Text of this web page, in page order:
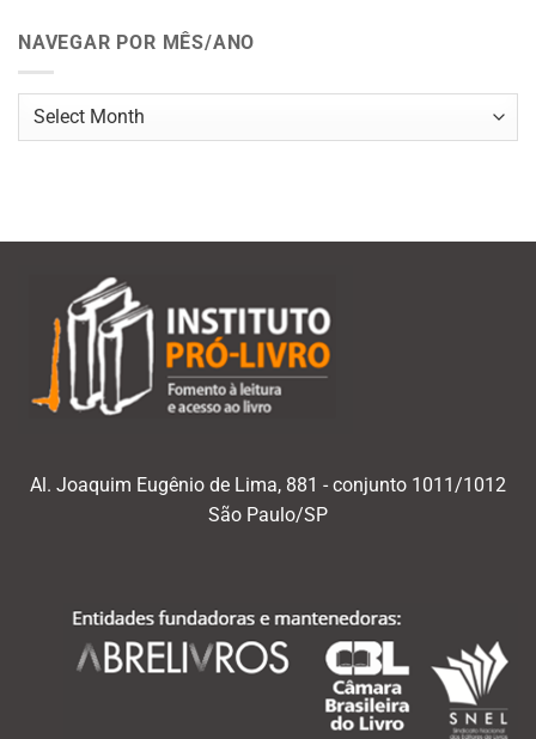
NAVEGAR POR MÊS/ANO
Navegar
Al. Joaquim Eugênio de Lima, 881 - conjunto 1011/1012
São Paulo/SP